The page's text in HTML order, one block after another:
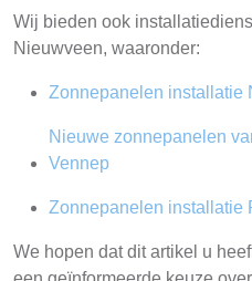
Wij bieden ook
Nieuwveen, waaronder:
Zonnepanelen installatie
Nieuwe zonnepanelen
Vennep
Zonnepanelen installatie
We hopen dat dit artikel u